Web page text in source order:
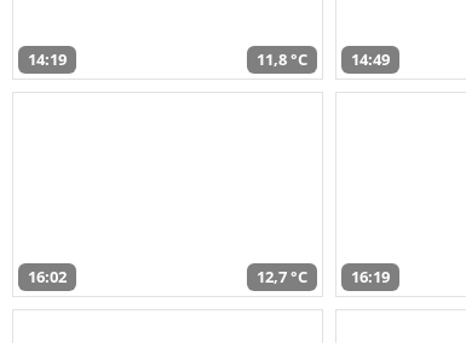
14:19 11,8 °C 14:49
16:02 12,7 °C 16:19